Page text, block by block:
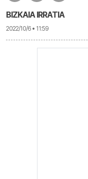
BIZKAIA IRRATIA
2022/10/6 • 11:59